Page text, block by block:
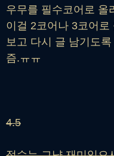
우무를 필수코어로 올
이걸 2코어나 3코어
보고 다시 글 남기도
즘.ㅠㅠ
4.5